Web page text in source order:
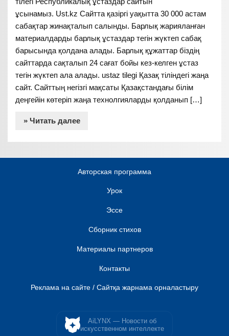
ұсынамыз. Ust.kz Сайтта қазіргі уақытта 30 000 астам
сабақтар жинақталып салынды. Барлық жарияланған
материалдарды барлық ұстаздар тегін жүктеп сабақ
барысында қолдана алады. Барлық құжаттар біздің
сайттарда сақталып 24 сағат бойы кез-келген ұстаз
тегін жүктеп ала алады. ustaz tilegi Қазақ тіліндегі жаңа
сайт. Сайттың негізгі мақсаты Қазақстандағы білім
деңгейін көтеріп жаңа технолгияларды қолданып […]
» Читать далее
Авторская программа
Урок
Эссе
Сборник стихов
Материалы партнеров
Контакты
Реклама на сайте / Сайтқа жарнама орналастыру
AiLYNX — Новости об
искусственном интеллекте